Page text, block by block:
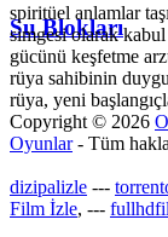
Su Blokları
spiritüel anlamlar
simgesi olarak
gücünü keşfetme
rüya sahibinin
rüya, yeni
Copyright © 2026
Oyunlar- Tüm
dizipalizle ---
Film İzle, ---